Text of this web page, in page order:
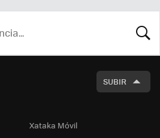
SUBIR
Xataka Móvil